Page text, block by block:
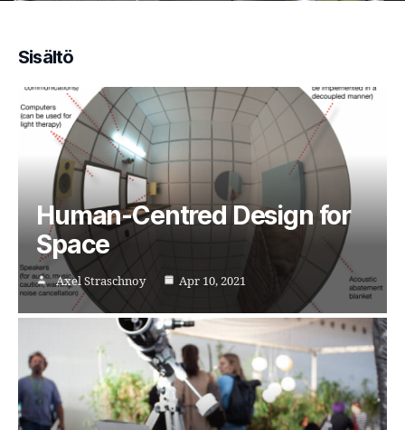
Sisältö
Human-Centred Design for
Space
Axel Straschnoy Apr 10, 2021